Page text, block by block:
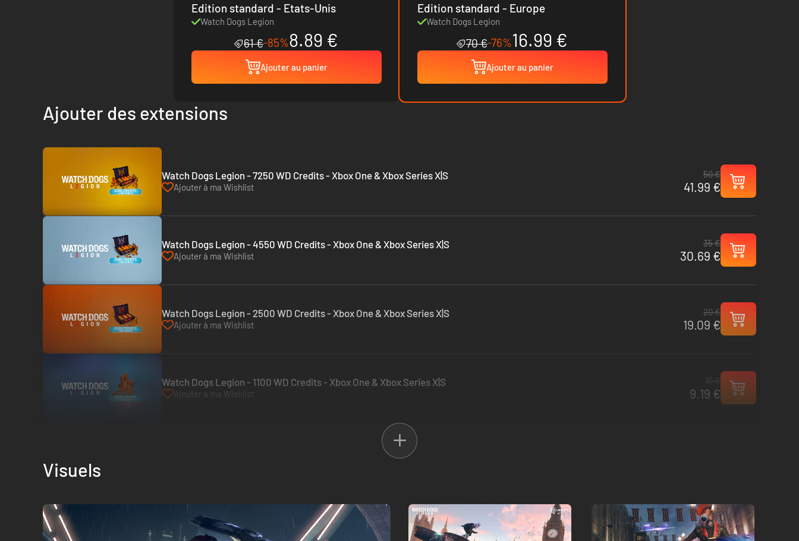
Edition standard - Etats-Unis
Watch Dogs Legion
61 €-85%8.89 €
Ajouter au panier
Edition standard - Europe
Watch Dogs Legion
70 €-76%16.99 €
Ajouter au panier
Ajouter des extensions
Watch Dogs Legion - 7250 WD Credits - Xbox One & Xbox Series X|S
Ajouter à ma Wishlist
50 €
41.99 €
Watch Dogs Legion - 4550 WD Credits - Xbox One & Xbox Series X|S
Ajouter à ma Wishlist
35 €
30.69 €
Watch Dogs Legion - 2500 WD Credits - Xbox One & Xbox Series X|S
Ajouter à ma Wishlist
20 €
19.09 €
Watch Dogs Legion - 1100 WD Credits - Xbox One & Xbox Series X|S
Ajouter à ma Wishlist 9.19 €
Visuels